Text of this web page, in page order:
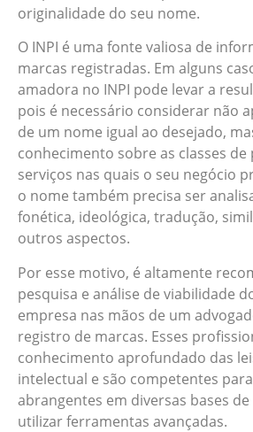
originalidade do seu nome.
O INPI é uma fonte valiosa de
marcas registradas. Em alguns
amadora no INPI pode levar a
pois é necessário considerar não
de um nome igual ao desejado,
conhecimento sobre as classes
serviços nas quais o seu negócio
o nome também precisa ser
fonética, ideológica, tradução,
outros aspectos.
Por esse motivo, é altamente
pesquisa e análise de viabilidade
empresa nas mãos de um
registro de marcas. Esses
conhecimento aprofundado das
intelectual e são competentes
abrangentes em diversas bases
utilizar ferramentas avançadas.